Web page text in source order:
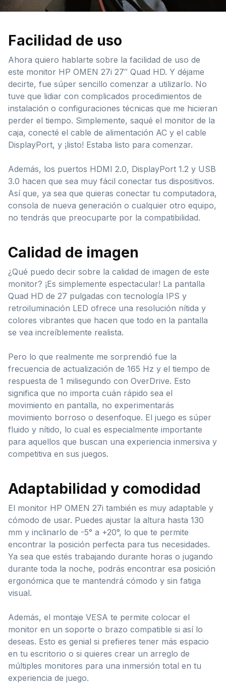
Facilidad de uso
Ahora quiero hablarte sobre la facilidad de uso de
este monitor HP OMEN 27i 27″ Quad HD. Y déjame
decirte, fue súper sencillo comenzar a utilizarlo. No
tuve que lidiar con complicados procedimientos de
instalación o configuraciones técnicas que me hicieran
perder el tiempo. Simplemente, saqué el monitor de la
caja, conecté el cable de alimentación AC y el cable
DisplayPort, y ¡listo! Estaba listo para comenzar.
Además, los puertos HDMI 2.0, DisplayPort 1.2 y USB
3.0 hacen que sea muy fácil conectar tus dispositivos.
Así que, ya sea que quieras conectar tu computadora,
consola de nueva generación o cualquier otro equipo,
no tendrás que preocuparte por la compatibilidad.
Calidad de imagen
¿Qué puedo decir sobre la calidad de imagen de este
monitor? ¡Es simplemente espectacular! La pantalla
Quad HD de 27 pulgadas con tecnología IPS y
retroiluminación LED ofrece una resolución nítida y
colores vibrantes que hacen que todo en la pantalla
se vea increíblemente realista.
Pero lo que realmente me sorprendió fue la
frecuencia de actualización de 165 Hz y el tiempo de
respuesta de 1 milisegundo con OverDrive. Esto
significa que no importa cuán rápido sea el
movimiento en pantalla, no experimentarás
movimiento borroso o desenfoque. El juego es súper
fluido y nítido, lo cual es especialmente importante
para aquellos que buscan una experiencia inmersiva y
competitiva en sus juegos.
Adaptabilidad y comodidad
El monitor HP OMEN 27i también es muy adaptable y
cómodo de usar. Puedes ajustar la altura hasta 130
mm y inclinarlo de -5° a +20°, lo que te permite
encontrar la posición perfecta para tus necesidades.
Ya sea que estés trabajando durante horas o jugando
durante toda la noche, podrás encontrar esa posición
ergonómica que te mantendrá cómodo y sin fatiga
visual.
Además, el montaje VESA te permite colocar el
monitor en un soporte o brazo compatible si así lo
deseas. Esto es genial si prefieres tener más espacio
en tu escritorio o si quieres crear un arreglo de
múltiples monitores para una inmersión total en tu
experiencia de juego.